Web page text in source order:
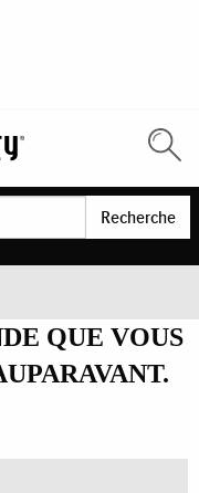
Recherche
QUE VOUS